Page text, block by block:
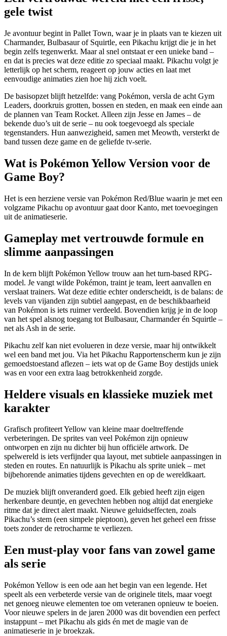
gele twist
Je avontuur begint in Pallet Town, waar je in plaats van te kiezen uit
Charmander, Bulbasaur of Squirtle, een Pikachu krijgt die je in het
begin zelfs tegenwerkt. Maar al snel ontstaat er een unieke band –
en dat is precies wat deze editie zo speciaal maakt. Pikachu volgt je
letterlijk op het scherm, reageert op jouw acties en laat met
eenvoudige animaties zien hoe hij zich voelt.
De basisopzet blijft hetzelfde: vang Pokémon, versla de acht Gym
Leaders, doorkruis grotten, bossen en steden, en maak een einde aan
de plannen van Team Rocket. Alleen zijn Jesse en James – de
bekende duo’s uit de serie – nu ook toegevoegd als speciale
tegenstanders. Hun aanwezigheid, samen met Meowth, versterkt de
band tussen deze game en de geliefde tv-serie.
Wat is Pokémon Yellow Version voor de
Game Boy?
Het is een herziene versie van Pokémon Red/Blue waarin je met een
volgzame Pikachu op avontuur gaat door Kanto, met toevoegingen
uit de animatieserie.
Gameplay met vertrouwde formule en
slimme aanpassingen
In de kern blijft Pokémon Yellow trouw aan het turn-based RPG-
model. Je vangt wilde Pokémon, traint je team, leert aanvallen en
verslaat trainers. Wat deze editie echter onderscheidt, is de balans: de
levels van vijanden zijn subtiel aangepast, en de beschikbaarheid
van Pokémon is iets ruimer verdeeld. Bovendien krijg je in de loop
van het spel alsnog toegang tot Bulbasaur, Charmander én Squirtle –
net als Ash in de serie.
Pikachu zelf kan niet evolueren in deze versie, maar hij ontwikkelt
wel een band met jou. Via het Pikachu Rapportenscherm kun je zijn
gemoedstoestand aflezen – iets wat op de Game Boy destijds uniek
was en voor een extra laag betrokkenheid zorgde.
Heldere visuals en klassieke muziek met
karakter
Grafisch profiteert Yellow van kleine maar doeltreffende
verbeteringen. De sprites van veel Pokémon zijn opnieuw
ontworpen en zijn nu dichter bij hun officiële artwork. De
spelwereld is iets verfijnder qua layout, met subtiele aanpassingen in
steden en routes. En natuurlijk is Pikachu als sprite uniek – met
bijbehorende animaties tijdens gevechten en op de wereldkaart.
De muziek blijft onveranderd goed. Elk gebied heeft zijn eigen
herkenbare deuntje, en gevechten hebben nog altijd dat energieke
ritme dat je direct alert maakt. Nieuwe geluidseffecten, zoals
Pikachu’s stem (een simpele pieptoon), geven het geheel een frisse
toets zonder de retrocharme te verliezen.
Een must-play voor fans van zowel game
als serie
Pokémon Yellow is een ode aan het begin van een legende. Het
speelt als een verbeterde versie van de originele titels, maar voegt
net genoeg nieuwe elementen toe om veteranen opnieuw te boeien.
Voor nieuwe spelers in de jaren 2000 was dit bovendien een perfect
instappunt – met Pikachu als gids én met de magie van de
animatieserie in je broekzak.